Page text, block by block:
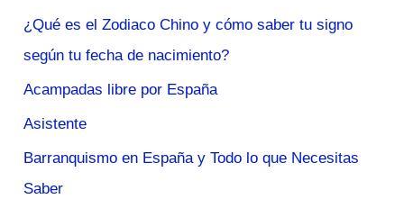
¿Qué es el Zodiaco Chino y cómo saber tu signo
según tu fecha de nacimiento?
Acampadas libre por España
Asistente
Barranquismo en España y Todo lo que Necesitas
Saber